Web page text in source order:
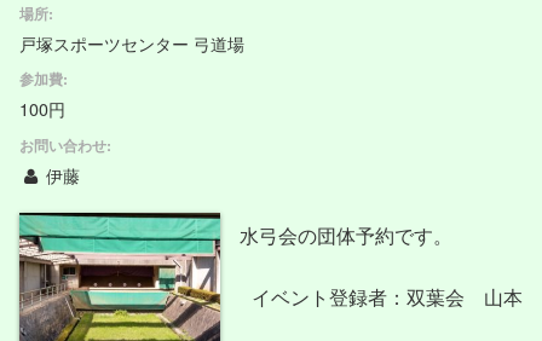
場所:
戸塚スポーツセンター 弓道場
参加費:
100円
お問い合わせ:
伊藤
水弓会の団体予約です。
イベント登録者：双葉会 山本